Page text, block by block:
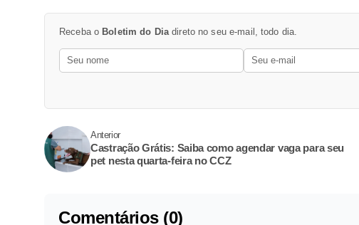
Receba o Boletim do Dia direto no seu e-mail, todo dia.
Anterior
Castração Grátis: Saiba como agendar vaga para seu
pet nesta quarta-feira no CCZ
Comentários (0)